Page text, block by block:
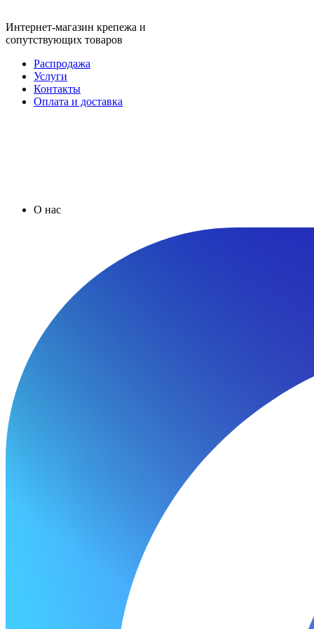
Интернет-магазин крепежа и
сопутствующих товаров
Распродажа
Услуги
Контакты
Оплата и доставка
О нас